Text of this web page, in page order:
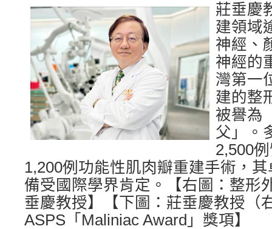
莊垂慶
建領域
神經、
神經的
灣第一
建的整
被譽為
父」。
2,500
1,200例功能性肌肉瓣重建手術，
備受國際學界肯定。【右圖：整形
垂慶教授】【下圖：莊垂慶教授（
ASPS「Maliniac Award」獎項】